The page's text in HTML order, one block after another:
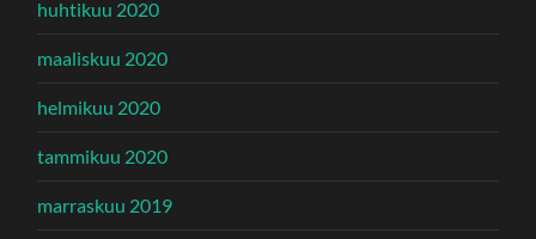
huhtikuu 2020
maaliskuu 2020
helmikuu 2020
tammikuu 2020
marraskuu 2019